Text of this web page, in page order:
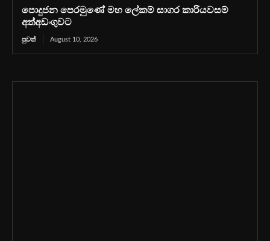
පොදුජන පෙරමුණේ මහ ලේකම් සාගර කාරියවසම්
අත්අඩංගුවට
පුවත් August 10, 2026